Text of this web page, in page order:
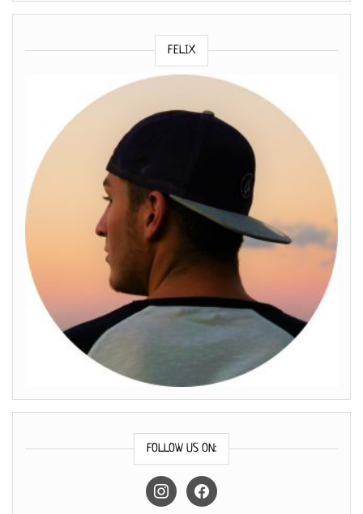
FELIX
FOLLOW US ON:
instagramfacebook